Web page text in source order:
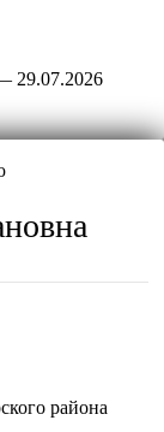
29.07.2026
района